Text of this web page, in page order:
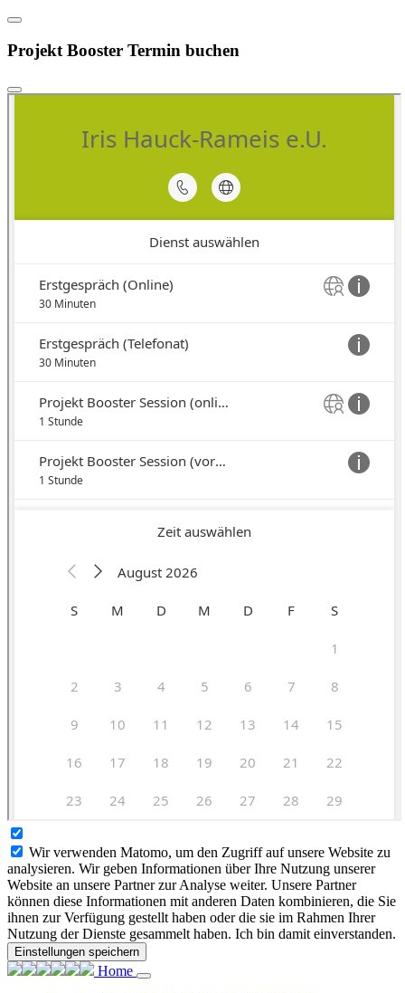
Projekt Booster Termin buchen
Wir verwenden Matomo, um den Zugriff auf unsere Website zu
analysieren. Wir geben Informationen über Ihre Nutzung unserer
Website an unsere Partner zur Analyse weiter. Unsere Partner
können diese Informationen mit anderen Daten kombinieren, die Sie
ihnen zur Verfügung gestellt haben oder die sie im Rahmen Ihrer
Nutzung der Dienste gesammelt haben. Ich bin damit einverstanden.
Einstellungen speichern
Home